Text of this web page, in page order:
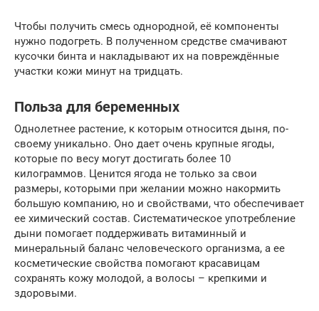
Чтобы получить смесь однородной, её компоненты
нужно подогреть. В полученном средстве смачивают
кусочки бинта и накладывают их на повреждённые
участки кожи минут на тридцать.
Польза для беременных
Однолетнее растение, к которым относится дыня, по-
своему уникально. Оно дает очень крупные ягоды,
которые по весу могут достигать более 10
килограммов. Ценится ягода не только за свои
размеры, которыми при желании можно накормить
большую компанию, но и свойствами, что обеспечивает
ее химический состав. Систематическое употребление
дыни помогает поддерживать витаминный и
минеральный баланс человеческого организма, а ее
косметические свойства помогают красавицам
сохранять кожу молодой, а волосы – крепкими и
здоровыми.